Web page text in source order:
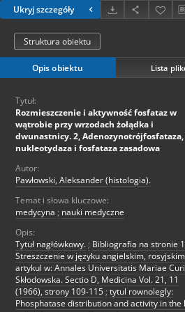
Ukryj szczegóły
Struktura obiektu
Opis obiektu Lista
Tytuł:
Rozmieszczenie i aktywność fosfataz w
wątrobie przy wrzodach żołądka i
dwunastnicy. 2, Adenozynotrójfosfataza,
nukIeotydaza i fosfataza zasadowa
Autor:
Pawłowski, Aleksander (histologia).
Temat i słowa kluczowe:
medycyna ; nauki medyczne
Opis:
Tytuł nagłówkowy. ; Bibliografia na stronie
Streszczenie w języku angielskim,
artykul w: Annales Universitatis Mariae
Skłodowska. Sectio D, Medicina Vol. 21, 11
(1966), strony 109-115 ; tytul rownolegly:
Phosphatase distribution and activity in the